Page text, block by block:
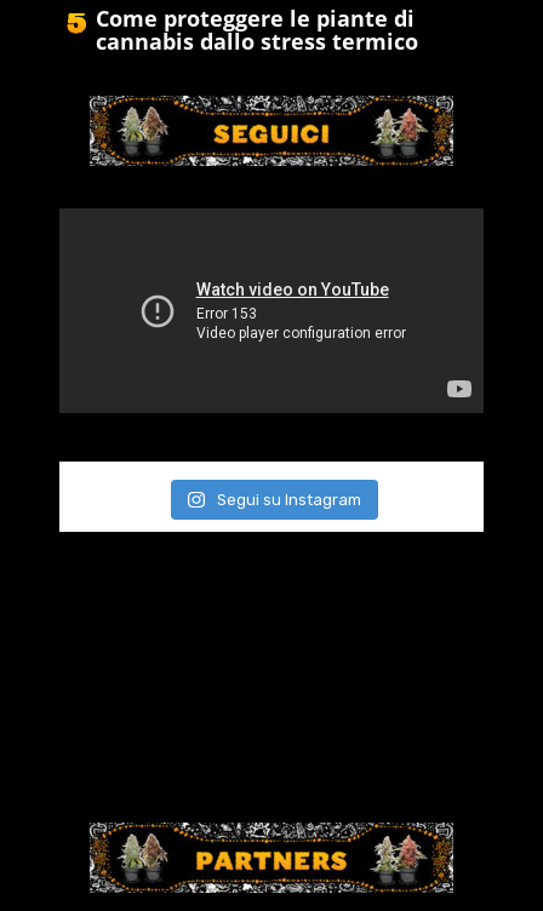
Come proteggere le piante di
cannabis dallo stress termico
Segui su Instagram